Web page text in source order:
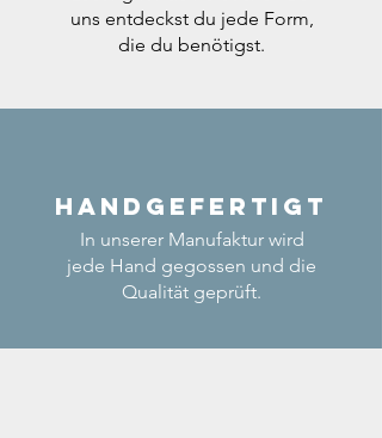
uns entdeckst du jede Form,
die du benötigst.
Handgefertigt
In unserer Manufaktur wird
jede Hand gegossen und die
Qualität geprüft.